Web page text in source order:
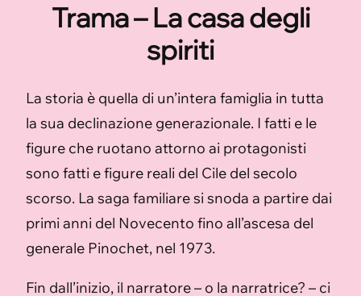
Trama – La casa degli
spiriti
La storia è quella di un’intera famiglia in tutta
la sua declinazione generazionale. I fatti e le
figure che ruotano attorno ai protagonisti
sono fatti e figure reali del Cile del secolo
scorso. La saga familiare si snoda a partire dai
primi anni del Novecento fino all’ascesa del
generale Pinochet, nel 1973.
Fin dall’inizio, il narratore – o la narratrice? – ci